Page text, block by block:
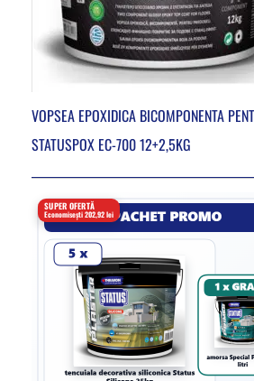
VOPSEA EPOXIDICA BICOMPONENTA
STATUSPOX EC-700 12+2,5KG
SUPER OFERTĂ
Economisești 202,92 lei